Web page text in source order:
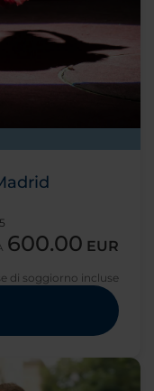
600.00 EUR
di soggiorno incluse